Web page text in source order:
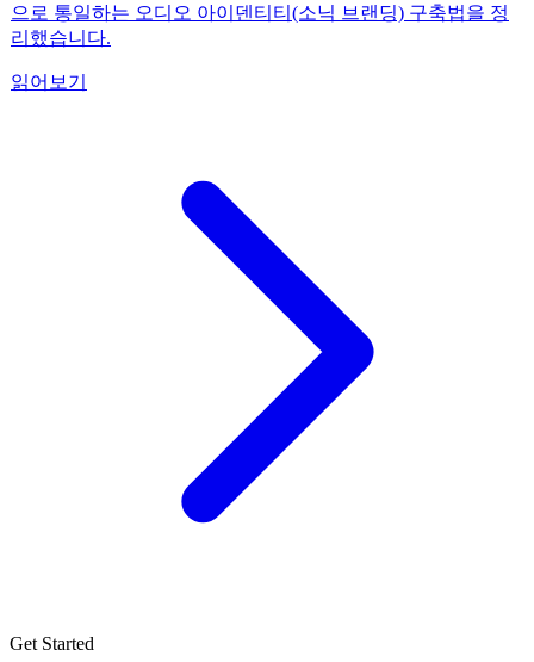
으로 통일하는 오디오 아이덴티티(소닉 브랜딩) 구축법을 정
리했습니다.
읽어보기
Get Started